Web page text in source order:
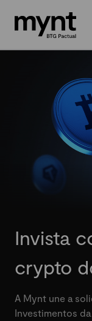
Invista
crypto
A Mynt une a
Investimentos